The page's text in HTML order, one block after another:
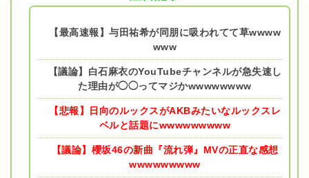
【最高速報】与田祐希が同朋に吸われてて草wwww
www
【議論】白石麻衣のYouTubeチャンネルが急失速し
た理由が◯◯ってマジかwwwwwwww
【悲報】日向のルックスがAKBみたいなルックスレ
ベルと話題にwwwwwwwww
【議論】櫻坂46の新曲『流れ弾』MVの正直な感想
wwwwwwwww